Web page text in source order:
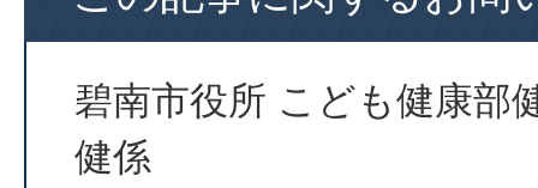
碧南市役所 こども健康部
健係